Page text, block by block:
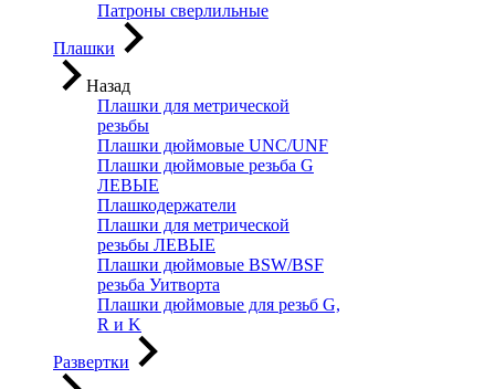
Патроны сверлильные
Плашки
Назад
Плашки для метрической
резьбы
Плашки дюймовые UNC/UNF
Плашки дюймовые резьба G
ЛЕВЫЕ
Плашкодержатели
Плашки для метрической
резьбы ЛЕВЫЕ
Плашки дюймовые BSW/BSF
резьба Уитворта
Плашки дюймовые для резьб G,
R и K
Развертки